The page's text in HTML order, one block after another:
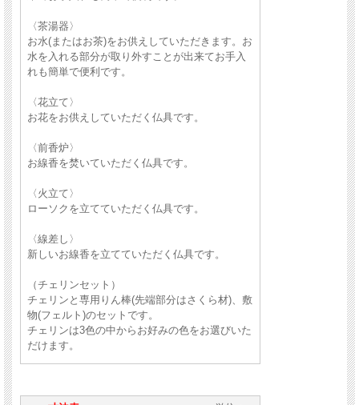
〈茶湯器〉
お水(またはお茶)をお供えしていただきます。お
水を入れる部分が取り外すことが出来てお手入
れも簡単で便利です。
〈花立て〉
お花をお供えしていただく仏具です。
〈前香炉〉
お線香を焚いていただく仏具です。
〈火立て〉
ローソクを立てていただく仏具です。
〈線差し〉
新しいお線香を立てていただく仏具です。
（チェリンセット）
チェリンと専用りん棒(先端部分はさくら材)、敷
物(フェルト)のセットです。
チェリンは3色の中からお好みの色をお選びいた
だけます。